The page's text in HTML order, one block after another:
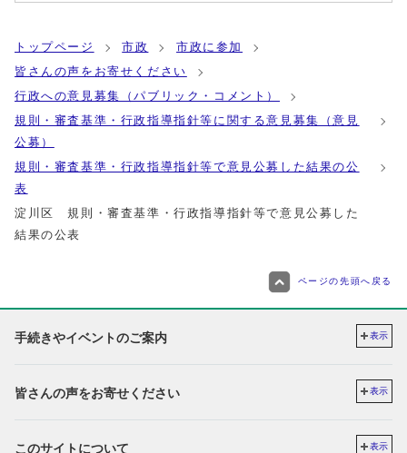
トップページ 市政
市政に参加
皆さんの声をお寄せください
行政への意見募集（パブリック・コメント）
規則・審査基準・行政指導指針等に関する意見募集（意見
公募）
規則・審査基準・行政指導指針等で意見公募した結果の公
表
淀川区 規則・審査基準・行政指導指針等で意見公募した
結果の公表
ページの先頭へ戻る
手続きやイベントのご案内 表示
皆さんの声をお寄せください 表示
このサイトについて 表示